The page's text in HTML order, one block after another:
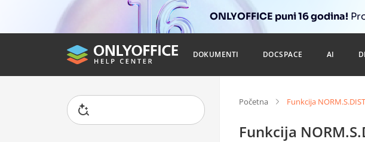
ONLYOFFICE puni 16 godina!
DOKUMENTI DOCSPACE AI
Početna Funkcija NORM.S.DIST
Funkcija